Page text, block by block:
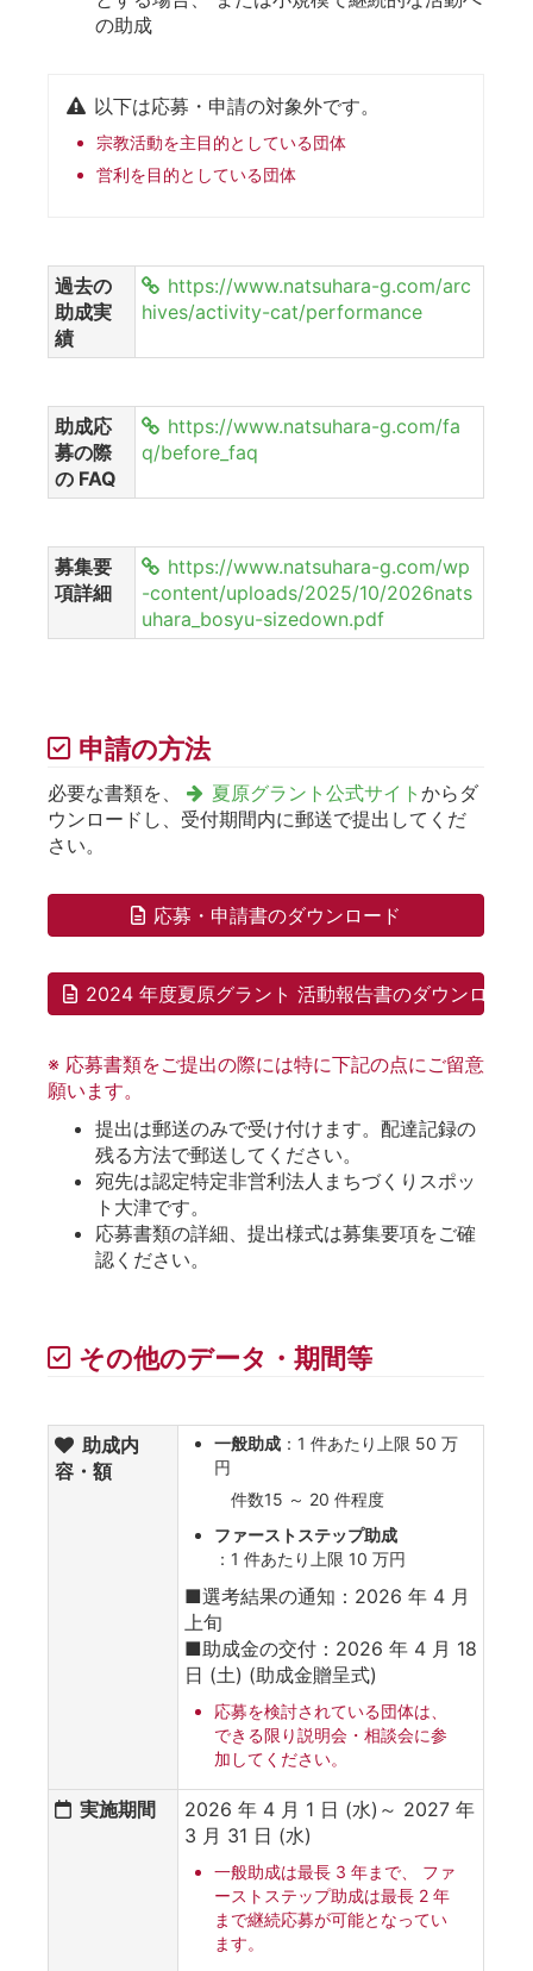
の助成
以下は応募・申請の対象外です。
宗教活動を主目的としている団体
営利を目的としている団体
過去の
助成実
績
https://www.natsuhara-g.com/arc
hives/activity-cat/performance
助成応
募の際
の FAQ
https://www.natsuhara-g.com/fa
q/before_faq
募集要
項詳細
https://www.natsuhara-g.com/wp
-content/uploads/2025/10/2026nats
uhara_bosyu-sizedown.pdf
申請の方法
必要な書類を、 夏原グラント公式サイト からダ
ウンロードし、受付期間内に郵送で提出してくだ
さい。
応募・申請書のダウンロード
2024 年度夏原グラント 活動報告書のダウンロード
※ 応募書類をご提出の際には特に下記の点にご留意
願います。
提出は郵送のみで受け付けます。配達記録の
残る方法で郵送してください。
宛先は認定特定非営利法人まちづくりスポッ
ト大津です。
応募書類の詳細、提出様式は募集要項をご確
認ください。
その他のデータ・期間等
助成内
容・額
一般助成 ：1 件あたり上限 50 万
円
件数15 ～ 20 件程度
ファーストステップ助成
：1 件あたり上限 10 万円
■選考結果の通知：2026 年 4 月
上旬
■助成金の交付：2026 年 4 月 18
日 (土) (助成金贈呈式)
応募を検討されている団体は、
できる限り説明会・相談会に参
加してください。
実施期間
2026 年 4 月 1 日 (水)～ 2027 年
3 月 31 日 (水)
一般助成は最長 3 年まで、 ファ
ーストステップ助成は最長 2 年
まで継続応募が可能となってい
ます。